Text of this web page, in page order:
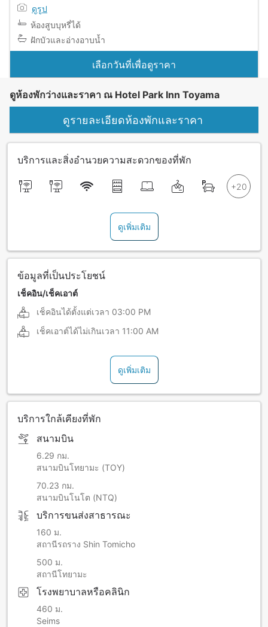
ดูรูป
ห้องสูบบุหรี่ได้
ฝักบัวและอ่างอาบน้ำ
เลือกวันที่เพื่อดูราคา
ดูห้องพักว่างและราคา ณ Hotel Park Inn Toyama
ดูรายละเอียดห้องพักและราคา
บริการและสิ่งอำนวยความสะดวกของที่พัก
ดูเพิ่มเติม
ข้อมูลที่เป็นประโยชน์
เช็คอิน/เช็คเอาต์
เช็คอินได้ตั้งแต่เวลา 03:00 PM
เช็คเอาต์ได้ไม่เกินเวลา 11:00 AM
ดูเพิ่มเติม
บริการใกล้เคียงที่พัก
สนามบิน
6.29 กม.
สนามบินโทยามะ (TOY)
70.23 กม.
สนามบินโนโต (NTQ)
บริการขนส่งสาธารณะ
160 ม.
สถานีรถราง Shin Tomicho
500 ม.
สถานีโทยามะ
โรงพยาบาลหรือคลินิก
460 ม.
Seims